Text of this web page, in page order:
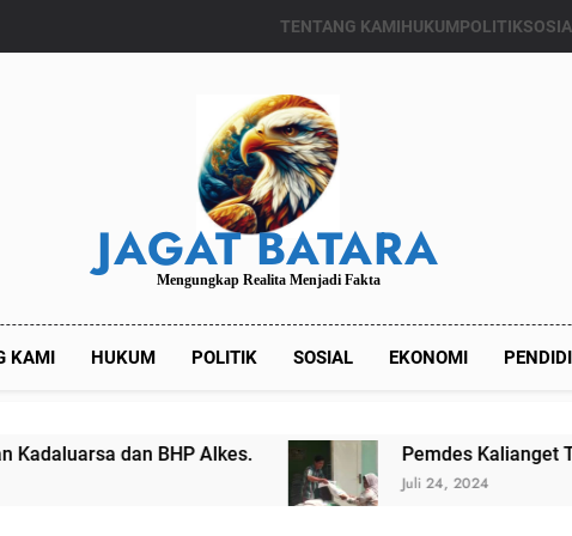
TENTANG KAMIHUKUMPOLITIK
JAGAT BATARA
Mengungkap Realita Menjadi Fakta
KAMI HUKUM POLITIK SOSIAL EKONOMI
Alkes. Pemdes Kalianget Timur Menyalurkan
Juli 24, 2024